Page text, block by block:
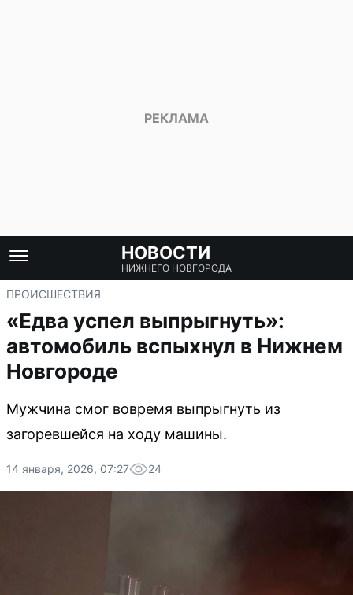
НОВОСТИ
НИЖНЕГО НОВГОРОДА
ПРОИСШЕСТВИЯ
«Едва успел выпрыгнуть»:
автомобиль вспыхнул в Нижнем
Новгороде
Мужчина смог вовремя выпрыгнуть из
загоревшейся на ходу машины.
14 января, 2026, 07:27 24